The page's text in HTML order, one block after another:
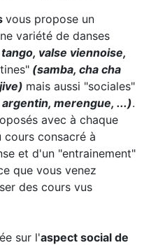
vous propose un
variété de danses
, valse viennoise,
(samba, cha cha
mais aussi "sociales"
merengue, ...).
avec à chaque
consacré à
et d'un "entrainement"
que vous venez
des cours vus
sur l'aspect social de